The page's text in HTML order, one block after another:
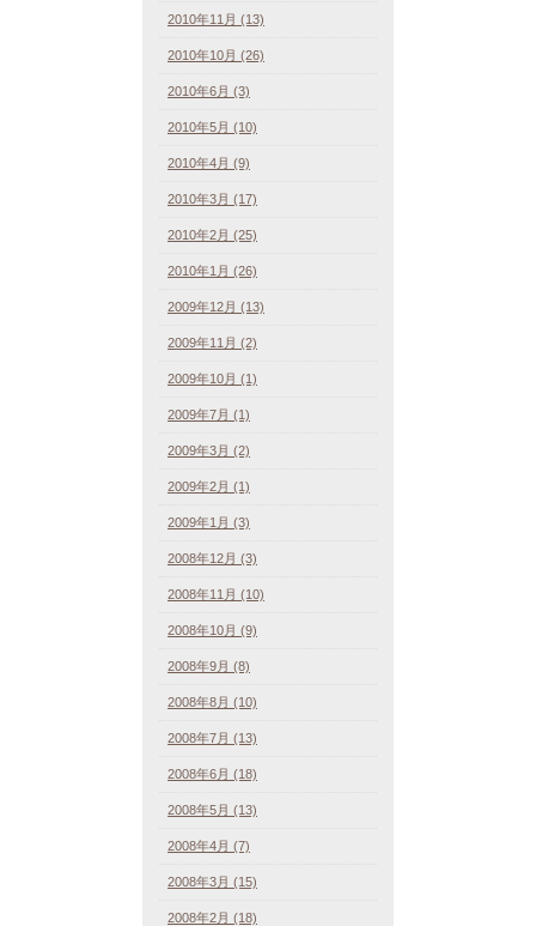
2010年11月 (13)
2010年10月 (26)
2010年6月 (3)
2010年5月 (10)
2010年4月 (9)
2010年3月 (17)
2010年2月 (25)
2010年1月 (26)
2009年12月 (13)
2009年11月 (2)
2009年10月 (1)
2009年7月 (1)
2009年3月 (2)
2009年2月 (1)
2009年1月 (3)
2008年12月 (3)
2008年11月 (10)
2008年10月 (9)
2008年9月 (8)
2008年8月 (10)
2008年7月 (13)
2008年6月 (18)
2008年5月 (13)
2008年4月 (7)
2008年3月 (15)
2008年2月 (18)